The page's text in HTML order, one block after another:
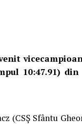
10:47.91)
(CSȘ Sfântu